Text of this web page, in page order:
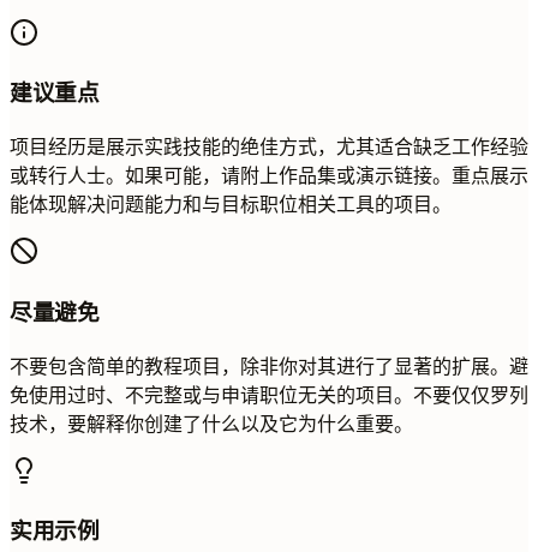
建议重点
项目经历是展示实践技能的绝佳方式，尤其适合缺乏工作经验
或转行人士。如果可能，请附上作品集或演示链接。重点展示
能体现解决问题能力和与目标职位相关工具的项目。
尽量避免
不要包含简单的教程项目，除非你对其进行了显著的扩展。避
免使用过时、不完整或与申请职位无关的项目。不要仅仅罗列
技术，要解释你创建了什么以及它为什么重要。
实用示例